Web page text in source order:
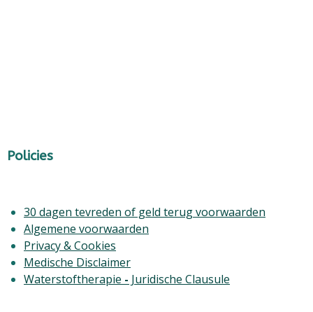
Policies
30 dagen tevreden of geld terug voorwaarden
Algemene voorwaarden
Privacy & Cookies
Medische Disclaimer
Waterstoftherapie - Juridische Clausule